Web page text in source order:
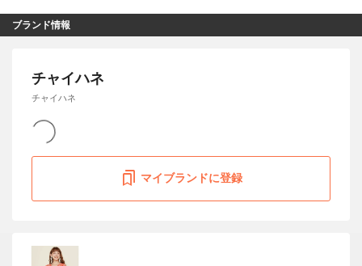
ブランド情報
チャイハネ
チャイハネ
マイブランドに登録